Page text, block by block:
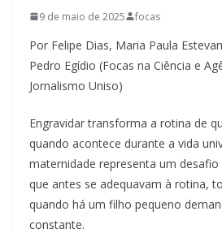
9 de maio de 2025 focas
Por Felipe Dias, Maria Paula
Pedro Egídio (Focas na Ciência e
Jornalismo Uniso)
Engravidar transforma a rotina de
quando acontece durante a vida
maternidade representa um
que antes se adequavam à rotina,
quando há um filho pequeno
constante.